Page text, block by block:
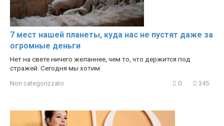
7 мест нашей планеты, куда нас не пустят даже за
огромные деньги
Нет на свете ничего желаннее, чем то, что держится под
стражей. Сегодня мы хотим
Non categorizzato 0 345